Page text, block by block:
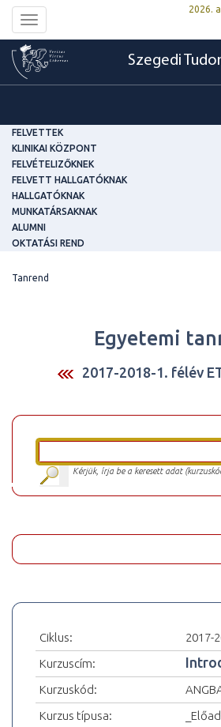
Toggle
navigation
2026.
Szegedi
FELVETTEK
KLINIKAI KÖZPONT
FELVÉTELIZŐKNEK
FELVETT HALLGATÓKNAK
HALLGATÓKNAK
MUNKATÁRSAKNAK
ALUMNI
OKTATÁSI REND
Tanrend
Egyetemi
2017-2018-1. félév
Kérjük, írja be a keresett adat
Ciklus:
2017-
Kurzuscím:
Kurzuskód:
Kurzus típusa: